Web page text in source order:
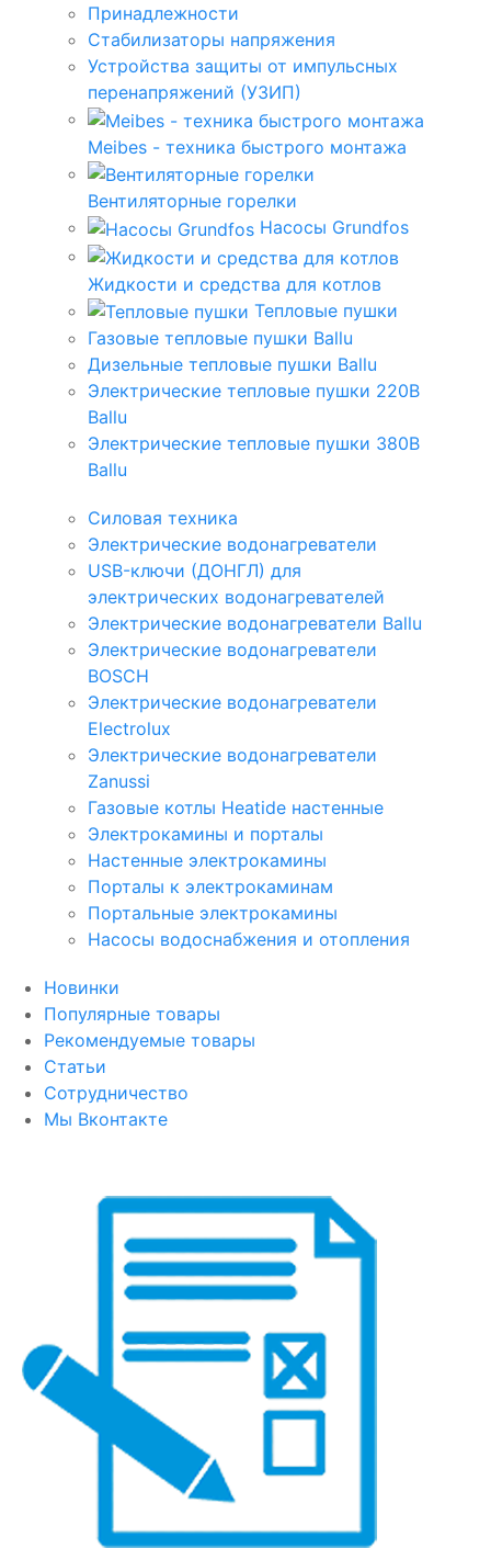
Принадлежности
Стабилизаторы напряжения
Устройства защиты от импульсных
перенапряжений (УЗИП)
Meibes - техника быстрого монтажа
Вентиляторные горелки
Насосы Grundfos
Жидкости и средства для котлов
Тепловые пушки
Газовые тепловые пушки Ballu
Дизельные тепловые пушки Ballu
Электрические тепловые пушки 220В
Ballu
Электрические тепловые пушки 380В
Ballu
Силовая техника
Электрические водонагреватели
USB-ключи (ДОНГЛ) для
электрических водонагревателей
Электрические водонагреватели Ballu
Электрические водонагреватели
BOSCH
Электрические водонагреватели
Electrolux
Электрические водонагреватели
Zanussi
Газовые котлы Heatide настенные
Электрокамины и порталы
Настенные электрокамины
Порталы к электрокаминам
Портальные электрокамины
Насосы водоснабжения и отопления
Новинки
Популярные товары
Рекомендуемые товары
Статьи
Сотрудничество
Мы Вконтакте